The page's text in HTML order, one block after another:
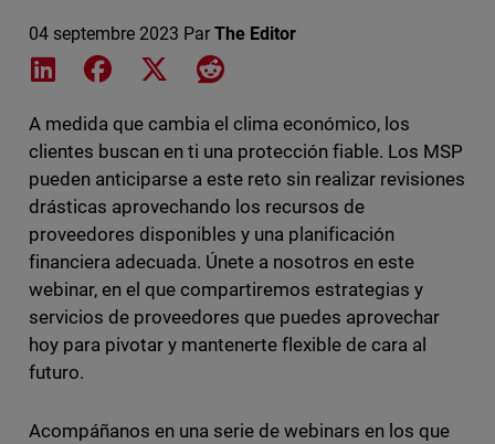
04 septembre 2023 Par The Editor
Share on LinkedIn
Share on Facebook
Share on XShare on Reddit
A medida que cambia el clima económico, los
clientes buscan en ti una protección fiable. Los MSP
pueden anticiparse a este reto sin realizar revisiones
drásticas aprovechando los recursos de
proveedores disponibles y una planificación
financiera adecuada. Únete a nosotros en este
webinar, en el que compartiremos estrategias y
servicios de proveedores que puedes aprovechar
hoy para pivotar y mantenerte flexible de cara al
futuro.
Acompáñanos en una serie de webinars en los que